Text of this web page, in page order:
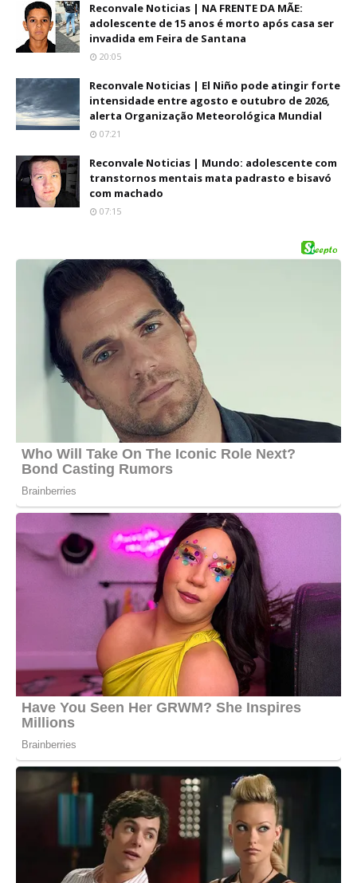
Reconvale Noticias | NA FRENTE DA MÃE:
adolescente de 15 anos é morto após casa ser
invadida em Feira de Santana
20:05
Reconvale Noticias | El Niño pode atingir forte
intensidade entre agosto e outubro de 2026,
alerta Organização Meteorológica Mundial
07:21
Reconvale Noticias | Mundo: adolescente com
transtornos mentais mata padrasto e bisavó
com machado
07:15